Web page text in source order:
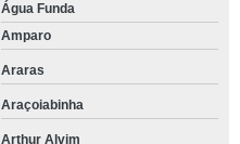
Água Funda
Amparo
Araras
Araçoiabinha
Arthur Alvim